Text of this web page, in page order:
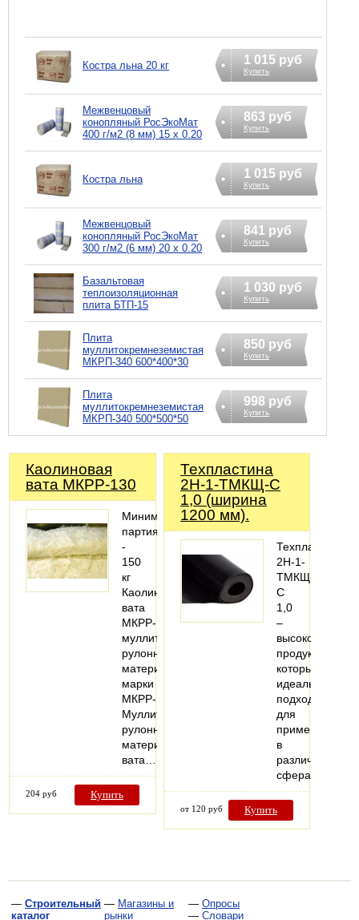
Костра льна 20 кг 1 015 руб
Купить
Межвенцовый
конопляный РосЭкоМат
400 г/м2 (8 мм) 15 х 0.20
863 руб
Купить
Костра льна 1 015 руб
Купить
Межвенцовый
конопляный РосЭкоМат
300 г/м2 (6 мм) 20 х 0.20
841 руб
Купить
Базальтовая
теплоизоляционная
плита БТП-15
1 030 руб
Купить
Плита
муллитокремнеземистая
МКРП-340 600*400*30
850 руб
Купить
Плита
муллитокремнеземистая
МКРП-340 500*500*50
998 руб
Купить
Каолиновая
вата МКРР-130
Минимальная
партия
-
150
кг
Каолиновая
вата
МКРР-130
муллитокремнеземистый
рулонный
материал
марки
МКРР-130.
Муллитокремнеземистый
рулонный
материал
вата…
204 руб Купить
Техпластина
2Н-1-ТМКЩ-С
1,0 (ширина
1200 мм).
Техпластина
2Н-1-
ТМКЩ-
С
1,0
–
продукт,
который
идеально
подходит
для
применения
в
различных
сферах.
от 120 руб Купить
— Строительный
каталог
— Магазины и
рынки
— Опросы
— Словари